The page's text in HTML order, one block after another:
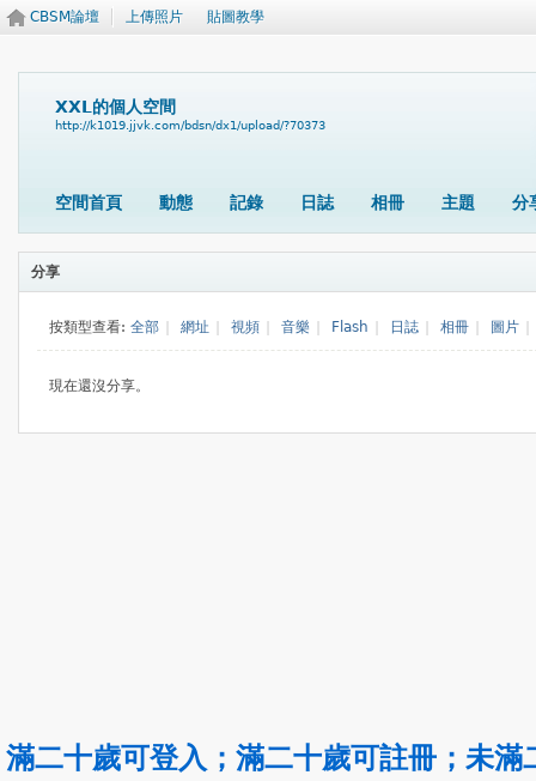
CBSM論壇 上傳照片 貼圖教學
XXL的個人空間
http://k1019.jjvk.com/bdsn/dx1/upload/?70373
空間首頁 動態 記錄 日誌 相冊 主題 分
分享
按類型查看: 全部 網址 視頻 音樂 Flash 日誌 相冊 圖片
現在還沒分享。
滿二十歲可登入 ； 滿二十歲可註冊 ； 未滿